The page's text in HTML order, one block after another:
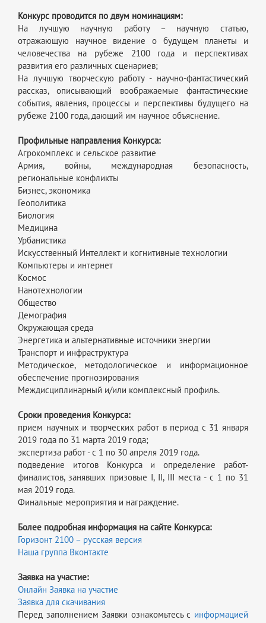
Конкурс проводится по двум номинациям:
На лучшую научную работу – научную статью,
отражающую научное видение о будущем планеты и
человечества на рубеже 2100 года и перспективах
развития его различных сценариев;
На лучшую творческую работу - научно-фантастический
рассказ, описывающий воображаемые фантастические
события, явления, процессы и перспективы будущего на
рубеже 2100 года, дающий им научное объяснение.
Профильные направления Конкурса:
Агрокомплекс и сельское развитие
Армия, войны, международная безопасность,
региональные конфликты
Бизнес, экономика
Геополитика
Биология
Медицина
Урбанистика
Искусственный Интеллект и когнитивные технологии
Компьютеры и интернет
Космос
Нанотехнологии
Общество
Демография
Окружающая среда
Энергетика и альтернативные источники энергии
Транспорт и инфраструктура
Методическое, методологическое и информационное
обеспечение прогнозирования
Междисциплинарный и/или комплексный профиль.
Сроки проведения Конкурса:
прием научных и творческих работ в период с 31 января
2019 года по 31 марта 2019 года;
экспертиза работ - с 1 по 30 апреля 2019 года.
подведение итогов Конкурса и определение работ-
финалистов, занявших призовые I, II, III места - с 1 по 31
мая 2019 года.
Финальные мероприятия и награждение.
Более подробная информация на сайте Конкурса:
Горизонт 2100 – русская версия
Наша группа Вконтакте
Заявка на участие:
Онлайн Заявка на участие
Заявка для скачивания
Перед заполнением Заявки ознакомьтесь с информацией